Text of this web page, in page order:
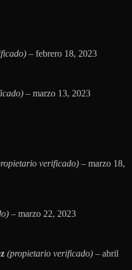
– febrero 18, 2023
– marzo 13, 2023
verificado) – marzo 18,
– marzo 22, 2023
(propietario verificado) – abril